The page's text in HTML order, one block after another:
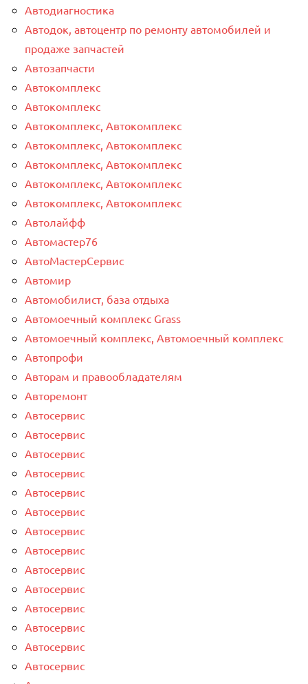
Автодиагностика
Автодок, автоцентр по ремонту автомобилей и
продаже запчастей
Автозапчасти
Автокомплекс
Автокомплекс
Автокомплекс, Автокомплекс
Автокомплекс, Автокомплекс
Автокомплекс, Автокомплекс
Автокомплекс, Автокомплекс
Автокомплекс, Автокомплекс
Автолайфф
Автомастер76
АвтоМастерСервис
Автомир
Автомобилист, база отдыха
Автомоечный комплекс Grass
Автомоечный комплекс, Автомоечный комплекс
Автопрофи
Авторам и правообладателям
Авторемонт
Автосервис
Автосервис
Автосервис
Автосервис
Автосервис
Автосервис
Автосервис
Автосервис
Автосервис
Автосервис
Автосервис
Автосервис
Автосервис
Автосервис